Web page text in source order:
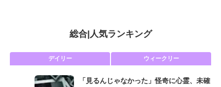
総合| 人気ランキング
デイリー ウィークリー
「見るんじゃなかった」怪奇に心霊、未確